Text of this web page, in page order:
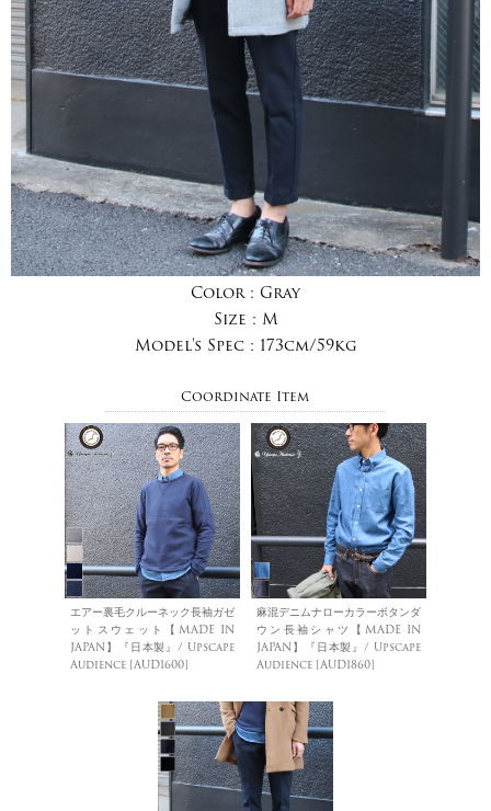
Color : Gray
Size : M
Model's Spec : 173cm/59kg
Coordinate Item
エアー裏毛クルーネック長袖ガゼ
ットスウェット【MADE IN
JAPAN】『日本製』/ Upscape
Audience [AUD1600]
麻混デニムナローカラーボタンダ
ウン長袖シャツ【MADE IN
JAPAN】『日本製』/ Upscape
Audience [AUD1860]